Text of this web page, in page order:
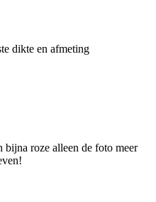
dikte en afmeting
bijna roze alleen de foto meer